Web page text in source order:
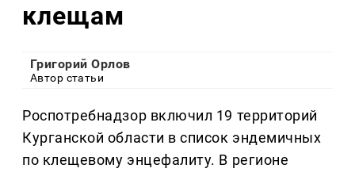
клещам
Григорий Орлов
Автор статьи
Роспотребнадзор включил 19 территорий
Курганской области в список эндемичных
по клещевому энцефалиту. В регионе